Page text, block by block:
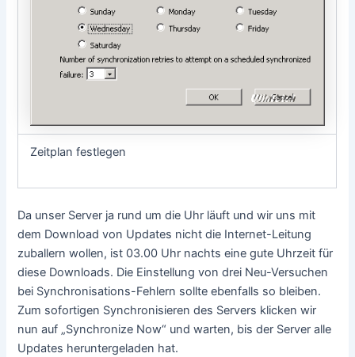
Zeitplan festlegen
Da unser Server ja rund um die Uhr läuft und wir uns mit
dem Download von Updates nicht die Internet-Leitung
zuballern wollen, ist 03.00 Uhr nachts eine gute Uhrzeit für
diese Downloads. Die Einstellung von drei Neu-Versuchen
bei Synchronisations-Fehlern sollte ebenfalls so bleiben.
Zum sofortigen Synchronisieren des Servers klicken wir
nun auf „Synchronize Now“ und warten, bis der Server alle
Updates heruntergeladen hat.